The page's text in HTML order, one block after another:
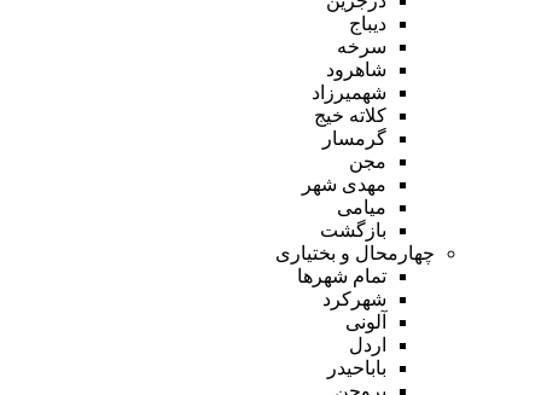
دیباج
سرخه
شاهرود
شهمیرزاد
کلاته خیج
گرمسار
مجن
مهدی شهر
میامی
بازگشت
چهارمحال و بختیاری
تمام شهر‌ها
شهرکرد
آلونی
اردل
باباحیدر
بروجن